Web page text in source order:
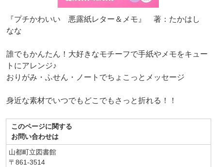
『プチかわいい 悪露紙レター＆メモ』 著：たかはし
なな
誰でもかんたん！大好きなモチーフで手紙やメモをキュー
トにアレンジ♪
おりがみ・ふせん・ノートでちょこっとメッセージ
身近な素材でいつでもどこでもさっと折れる！！
このページに関する
お問い合わせは
山都町立図書館
〒861-3514